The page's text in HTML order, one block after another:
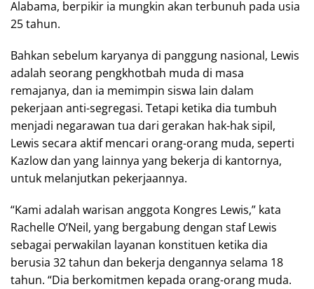
Alabama, berpikir ia mungkin akan terbunuh pada usia
25 tahun.
Bahkan sebelum karyanya di panggung nasional, Lewis
adalah seorang pengkhotbah muda di masa
remajanya, dan ia memimpin siswa lain dalam
pekerjaan anti-segregasi. Tetapi ketika dia tumbuh
menjadi negarawan tua dari gerakan hak-hak sipil,
Lewis secara aktif mencari orang-orang muda, seperti
Kazlow dan yang lainnya yang bekerja di kantornya,
untuk melanjutkan pekerjaannya.
“Kami adalah warisan anggota Kongres Lewis,” kata
Rachelle O’Neil, yang bergabung dengan staf Lewis
sebagai perwakilan layanan konstituen ketika dia
berusia 32 tahun dan bekerja dengannya selama 18
tahun. “Dia berkomitmen kepada orang-orang muda.